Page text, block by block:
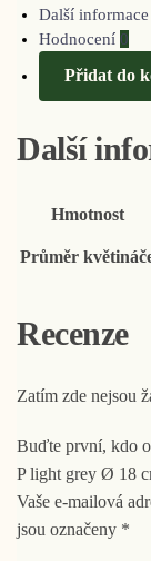
Další informace
Hodnocení 0
Přidat do
Další
Hmotnost
Průměr
Recenze
Zatím zde nejsou
Buďte první, kdo
P light grey Ø 18
Vaše e-mailová
jsou označeny *